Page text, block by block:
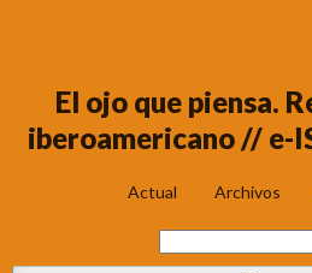
El ojo que piensa.
iberoamericano // e-
Actual Archivos